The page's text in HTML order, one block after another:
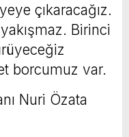
çıkaracağız.
Birinci
borcumuz var.
Nuri Özata